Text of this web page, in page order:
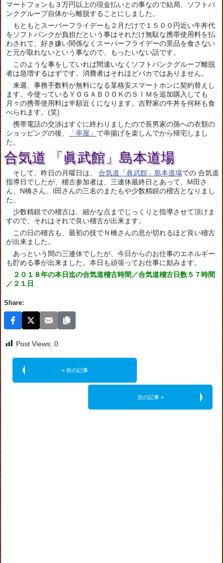
マートフォンも３万円以上の現金払いとの事なので結局、ソフトバ
ンクグループ自体から離脱することにしました。
もともとスーパーフライデーも２月だけで１５００円近い牛丼代
をソフトバンクが負担だという事はそれだけ無駄な携帯使用料を払
わされて、好き嫌い関係なくスーパーフライデーの景品を食さない
と元が取れないという事なので、もったいない話です。
このような事をしていれば間違いなくソフトバンクグループ離脱
者は急増するはずです。消費者はそれほどバカではありません。
来週、事務手数料が無料になる某格安スマートホンに契約替えし
ます。今使っているＹＯＧＡＢＯＯＫのＳＩＭを追加購入しても
月々の携帯使用料は半額近くになります。吉野家の牛丼を何杯も食
べられます。(笑)
携帯電話の交渉はすぐに終わりましたので長男家の孫への衣類の
ショッピングの後、
「串屋」 で串揚げを楽しんでから帰宅しまし
た。
合気道 「眞武館」島本道場
そして、昨日の月曜日は、 合気道 「眞武館」島本道場での 合気道
指導日でしたが、稽古参加者は、三連休最終日とあって、M田さ
ん、N橋さん、I田さんの三名のまたもや少数精鋭の稽古となりまし
た。
少数精鋭での稽古は、細かな点までじっくりと指導させて頂けま
すので、それはそれで良い稽古が出来ます。
この日の稽古も、最初の技でＮ橋さんの息が切れるほど良い稽古
が出来ました。
あっという間の三連休でしたが、今日からのお仕事のエネルギー
も貯める事が出来ました。本日も頑張ってお仕事に励みます。
２０１８年の本日迄の合気道稽古時間／合気道稽古日数５７時間
／２１日
Share:
Post Views: 0
« 前の記事
次の記事 »